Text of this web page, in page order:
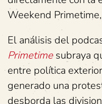
Weekend
El análisis del
Primetimesubraya
entre política
generado una
desborda las